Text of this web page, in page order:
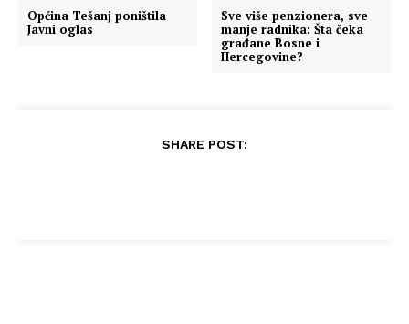
Općina Tešanj poništila
Javni oglas
Sve više penzionera, sve
manje radnika: Šta čeka
građane Bosne i
Hercegovine?
SHARE POST: